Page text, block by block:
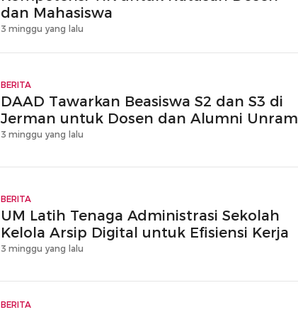
dan Mahasiswa
3 minggu yang lalu
BERITA
DAAD Tawarkan Beasiswa S2 dan S3 di
Jerman untuk Dosen dan Alumni Unram
3 minggu yang lalu
BERITA
UM Latih Tenaga Administrasi Sekolah
Kelola Arsip Digital untuk Efisiensi Kerja
3 minggu yang lalu
BERITA